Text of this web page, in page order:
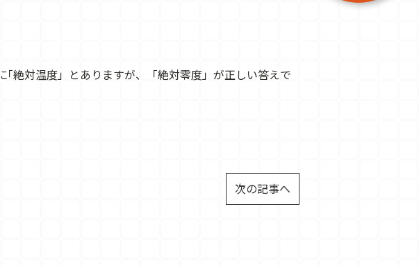
絶対温度」とありますが、「絶対零度」が正しい答えで
次の記事へ